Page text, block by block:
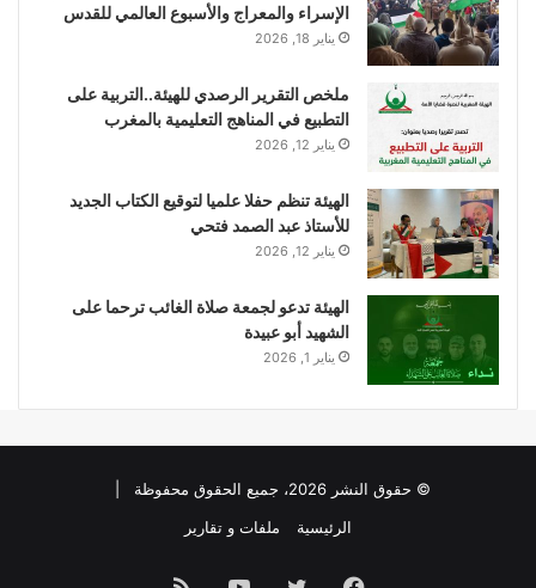
الإسراء والمعراج والأسبوع العالمي للقدس
يناير 18, 2026
ملخص التقرير الرصدي للهيئة..التربية على
التطبيع في المناهج التعليمية بالمغرب
يناير 12, 2026
الهيئة تنظم حفلا علميا لتوقيع الكتاب الجديد
للأستاذ عبد الصمد فتحي
يناير 12, 2026
الهيئة تدعو لجمعة صلاة الغائب ترحما على
الشهيد أبو عبيدة
يناير 1, 2026
© حقوق النشر 2026، جميع الحقوق محفوظة |
الرئيسية
ملفات و تقارير